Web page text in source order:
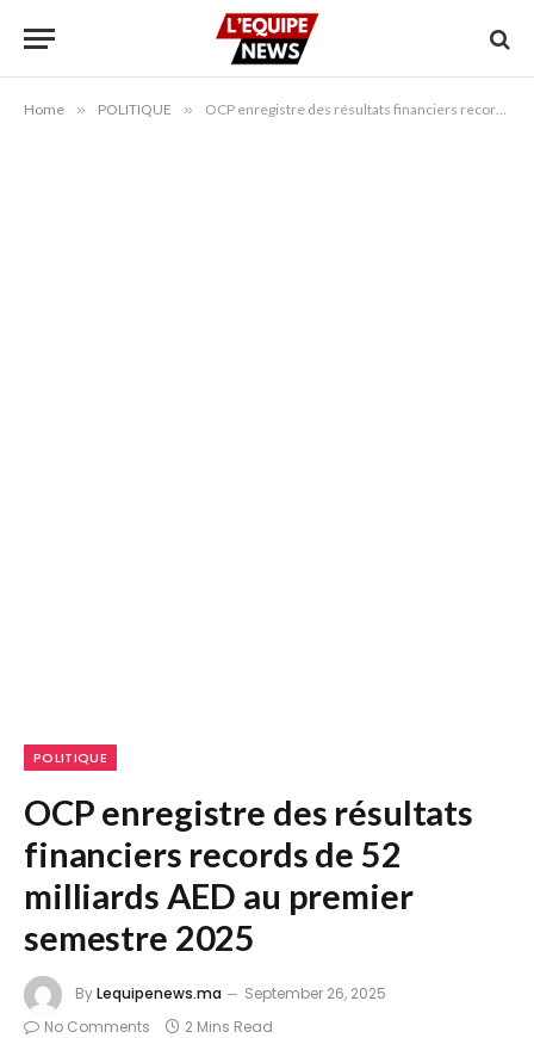
Home » POLITIQUE » OCP enregistre des résultats financiers records de 52 milliards AED au premier semestre 2025
POLITIQUE
OCP enregistre des résultats
financiers records de 52
milliards AED au premier
semestre 2025
ByLequipenews.ma
September 26, 2025
No Comments
2 Mins Read